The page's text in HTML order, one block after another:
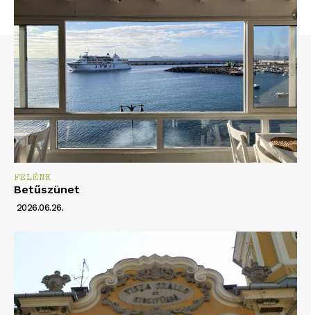
FELÉNK
Betűszünet
2026.06.26.